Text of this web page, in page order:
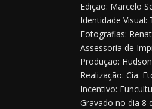
Edição: Marcelo
Identidade Visual:
Fotografias:
Assessoria de
Produção:
Realização: Cia.
Incentivo:
Gravado no dia 8